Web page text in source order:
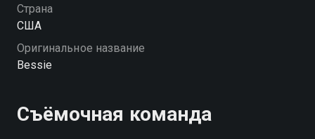
Страна
США
Оригинальное название
Bessie
Съёмочная команда